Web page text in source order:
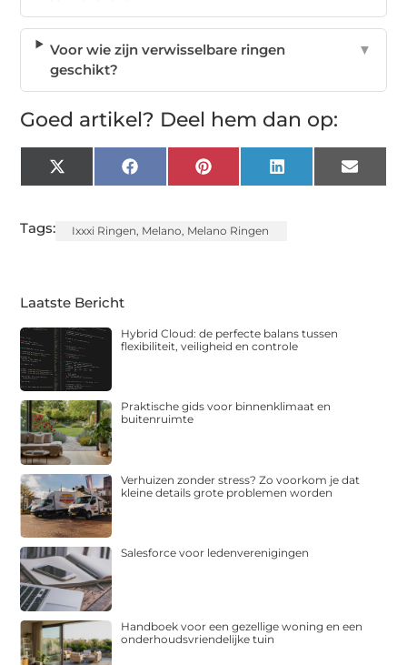
Voor wie zijn verwisselbare ringen
geschikt?
▼
Goed artikel? Deel hem dan op:
X
(Twitter)
FacebookPinterest LinkedIn Email
Tags: Ixxxi Ringen Melano Melano Ringen
Laatste Bericht
Hybrid Cloud: de perfecte balans tussen
flexibiliteit, veiligheid en controle
Praktische gids voor binnenklimaat en
buitenruimte
Verhuizen zonder stress? Zo voorkom je dat
kleine details grote problemen worden
Salesforce voor ledenverenigingen
Handboek voor een gezellige woning en een
onderhoudsvriendelijke tuin